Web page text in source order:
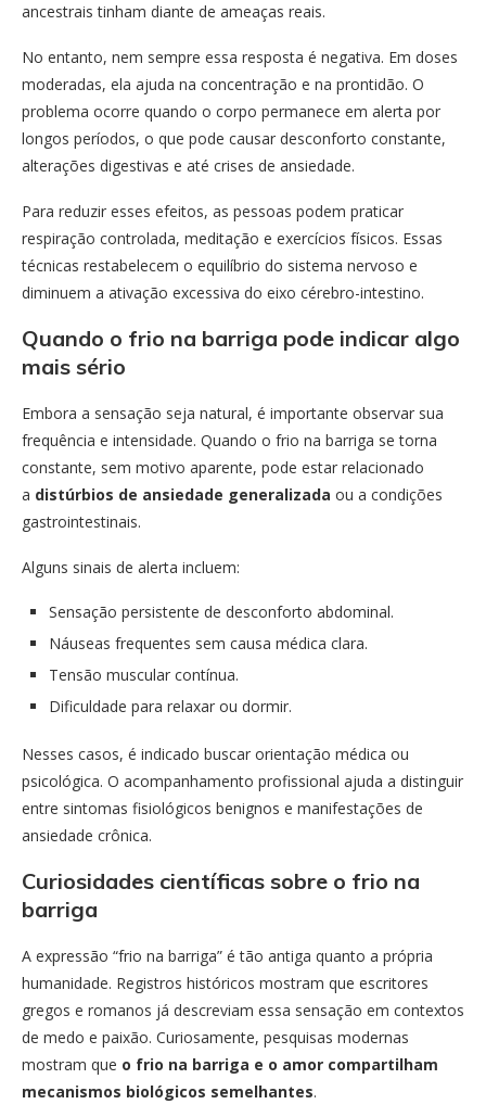
ancestrais tinham diante de ameaças reais.
No entanto, nem sempre essa resposta é negativa. Em doses
moderadas, ela ajuda na concentração e na prontidão. O
problema ocorre quando o corpo permanece em alerta por
longos períodos, o que pode causar desconforto constante,
alterações digestivas e até crises de ansiedade.
Para reduzir esses efeitos, as pessoas podem praticar
respiração controlada, meditação e exercícios físicos. Essas
técnicas restabelecem o equilíbrio do sistema nervoso e
diminuem a ativação excessiva do eixo cérebro-intestino.
Quando o frio na barriga pode indicar algo
mais sério
Embora a sensação seja natural, é importante observar sua
frequência e intensidade. Quando o frio na barriga se torna
constante, sem motivo aparente, pode estar relacionado
a distúrbios de ansiedade generalizada ou a condições
gastrointestinais.
Alguns sinais de alerta incluem:
Sensação persistente de desconforto abdominal.
Náuseas frequentes sem causa médica clara.
Tensão muscular contínua.
Dificuldade para relaxar ou dormir.
Nesses casos, é indicado buscar orientação médica ou
psicológica. O acompanhamento profissional ajuda a distinguir
entre sintomas fisiológicos benignos e manifestações de
ansiedade crônica.
Curiosidades científicas sobre o frio na
barriga
A expressão “frio na barriga” é tão antiga quanto a própria
humanidade. Registros históricos mostram que escritores
gregos e romanos já descreviam essa sensação em contextos
de medo e paixão. Curiosamente, pesquisas modernas
mostram que o frio na barriga e o amor compartilham
mecanismos biológicos semelhantes.